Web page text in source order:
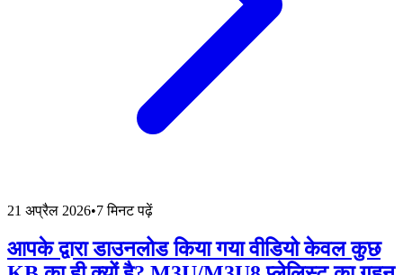
21 अप्रैल 2026•7 मिनट पढ़ें
आपके द्वारा डाउनलोड किया गया वीडियो केवल कुछ